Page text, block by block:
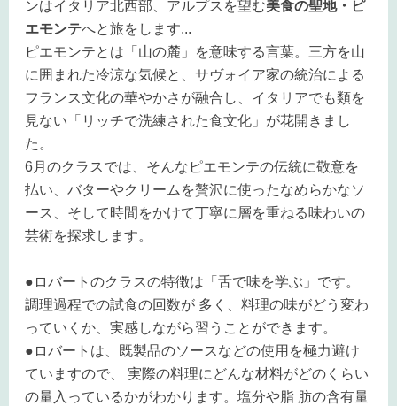
ンはイタリア北西部、アルプスを望む美食の聖地・ピ
エモンテへと旅をします...
ピエモンテとは「山の麓」を意味する言葉。三方を山
に囲まれた冷涼な気候と、サヴォイア家の統治による
フランス文化の華やかさが融合し、イタリアでも類を
見ない「リッチで洗練された食文化」が花開きまし
た。
6月のクラスでは、そんなピエモンテの伝統に敬意を
払い、バターやクリームを贅沢に使ったなめらかなソ
ース、そして時間をかけて丁寧に層を重ねる味わいの
芸術を探求します。
●ロバートのクラスの特徴は「舌で味を学ぶ」です。
調理過程での試食の回数が 多く、料理の味がどう変わ
っていくか、実感しながら習うことができます。
●ロバートは、既製品のソースなどの使用を極力避け
ていますので、 実際の料理にどんな材料がどのくらい
の量入っているかがわかります。塩分や脂 肪の含有量